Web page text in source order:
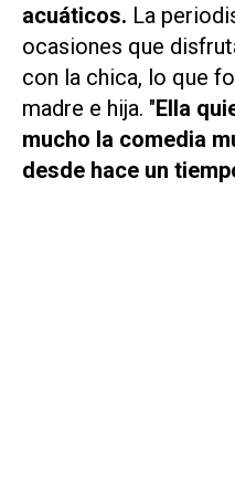
acuáticos. La
ocasiones que
con la chica, lo que
madre e hija. "Ella
mucho la comedia
desde hace un